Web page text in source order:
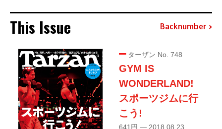
This Issue Backnumber
ターザン No. 748
GYM IS
WONDERLAND!
スポーツジムに行
こう!
641円 — 2018.08.23